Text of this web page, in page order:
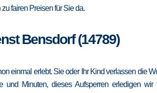
fairen Preisen für Sie da.
Bensdorf (14789)
einmal erlebt. Sie oder Ihr Kind verlassen die
Minuten, dieses Aufsperren erledigen